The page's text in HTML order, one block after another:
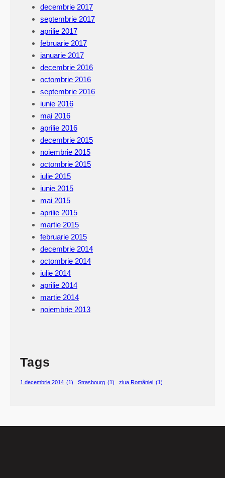
decembrie 2017
septembrie 2017
aprilie 2017
februarie 2017
ianuarie 2017
decembrie 2016
octombrie 2016
septembrie 2016
iunie 2016
mai 2016
aprilie 2016
decembrie 2015
noiembrie 2015
octombrie 2015
iulie 2015
iunie 2015
mai 2015
aprilie 2015
martie 2015
februarie 2015
decembrie 2014
octombrie 2014
iulie 2014
aprilie 2014
martie 2014
noiembrie 2013
Tags
1 decembrie 2014 (1) Strasbourg (1) ziua României (1)